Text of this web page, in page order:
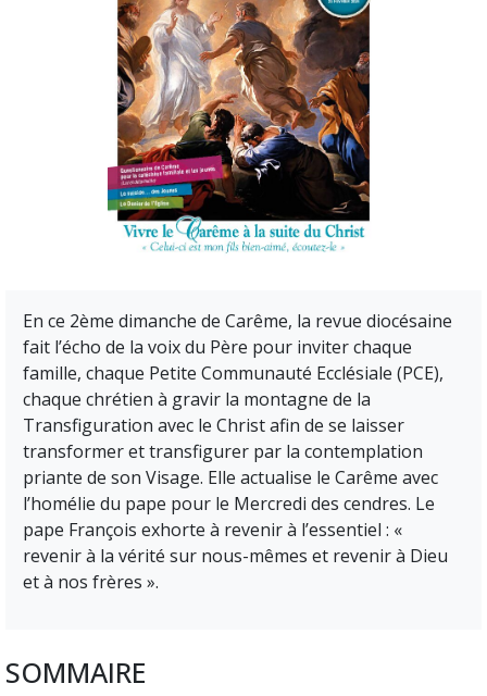
En ce 2ème dimanche de Carême, la revue diocésaine
fait l’écho de la voix du Père pour inviter chaque
famille, chaque Petite Communauté Ecclésiale (PCE),
chaque chrétien à gravir la montagne de la
Transfiguration avec le Christ afin de se laisser
transformer et transfigurer par la contemplation
priante de son Visage. Elle actualise le Carême avec
l’homélie du pape pour le Mercredi des cendres. Le
pape François exhorte à revenir à l’essentiel : «
revenir à la vérité sur nous-mêmes et revenir à Dieu
et à nos frères ».
SOMMAIRE